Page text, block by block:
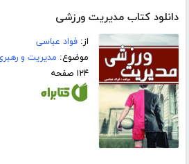
دانلود کتاب مدیریت ورزشی
از:فواد عباسی
موضوع: مدیریت و
۱۲۴ صفحه